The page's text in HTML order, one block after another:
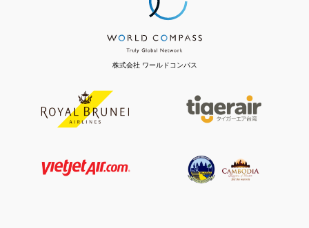
株式会社 ワールドコンパス